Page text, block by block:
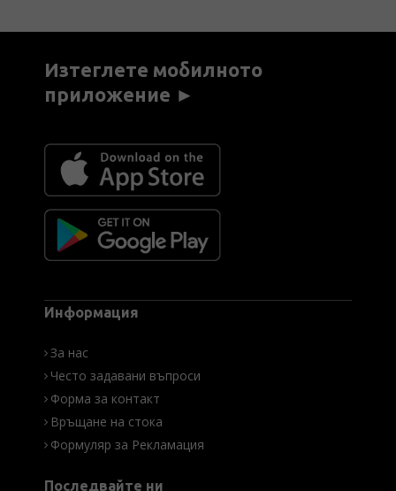
Изтеглете мобилното
приложение ►
Информация
За нас
Често задавани въпроси
Форма за контакт
Връщане на стока
Формуляр за Рекламация
Последвайте ни